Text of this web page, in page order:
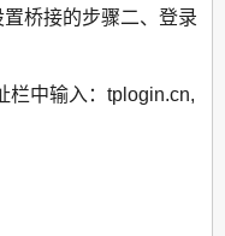
桥接的步骤二、登录
栏中输入：tplogin.cn,